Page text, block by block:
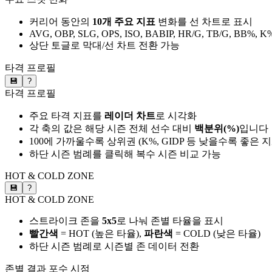
커리어 동안의 10개 주요 지표 변화를 선 차트로 표시
AVG, OBP, SLG, OPS, ISO, BABIP, HR/G, TB/G, BB%,
상단 토글로 막대/선 차트 전환 가능
타격 프로필
💾 ?
타격 프로필
주요 타격 지표를 레이더 차트로 시각화
각 축의 값은 해당 시즌 전체 선수 대비 백분위(%)입니다
100에 가까울수록 상위권 (K%, GIDP 등 낮을수록 좋은
하단 시즌 범례를 클릭해 복수 시즌 비교 가능
HOT & COLD ZONE
💾 ?
HOT & COLD ZONE
스트라이크 존을 5x5로 나눠 존별 타율을 표시
빨간색 = HOT (높은 타율), 파란색 = COLD (낮은 타율)
하단 시즌 범례로 시즌별 존 데이터 전환
존별 결과 포수 시점